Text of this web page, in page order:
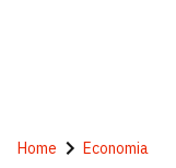
Home Economia